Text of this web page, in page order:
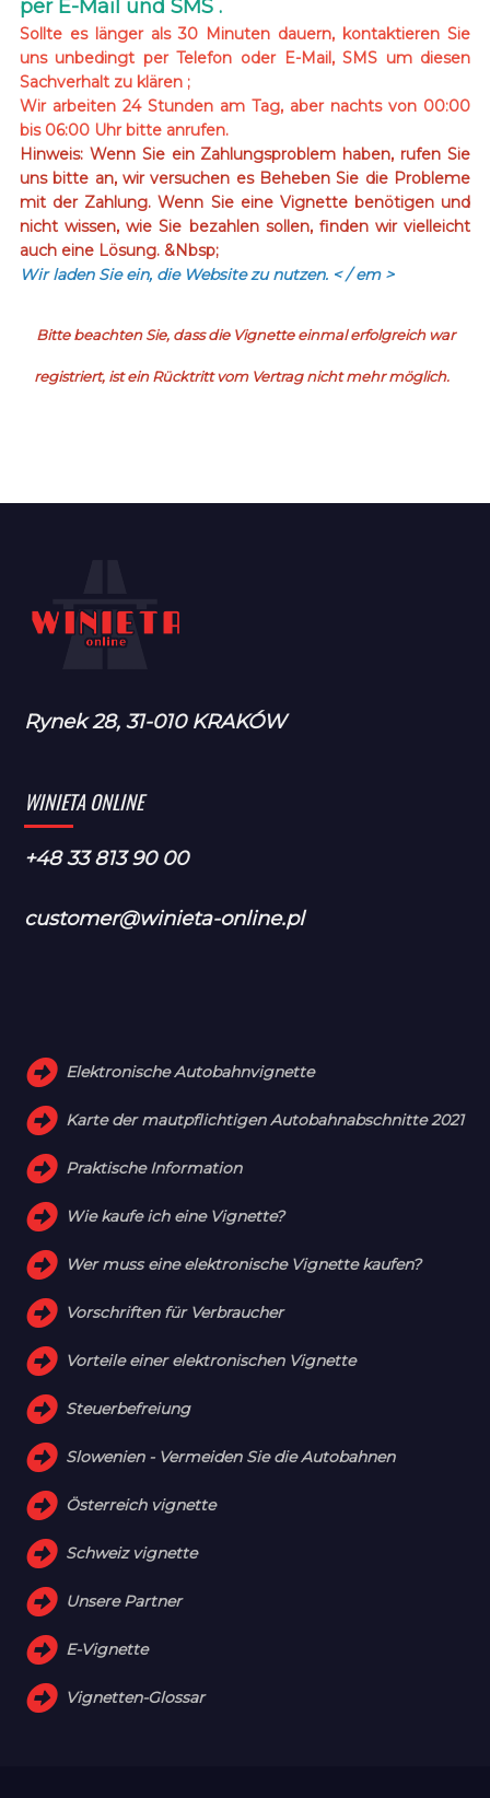
per E-Mail und SMS .
Sollte es länger als 30 Minuten dauern, kontaktieren Sie
uns unbedingt per Telefon oder E-Mail, SMS um diesen
Sachverhalt zu klären ;
Wir arbeiten 24 Stunden am Tag, aber nachts von 00:00
bis 06:00 Uhr bitte anrufen.
Hinweis: Wenn Sie ein Zahlungsproblem haben, rufen Sie
uns bitte an, wir versuchen es Beheben Sie die Probleme
mit der Zahlung. Wenn Sie eine Vignette benötigen und
nicht wissen, wie Sie bezahlen sollen, finden wir vielleicht
auch eine Lösung. &Nbsp;
Wir laden Sie ein, die Website zu nutzen. < / em >
Bitte beachten Sie, dass die Vignette einmal erfolgreich war
registriert, ist ein Rücktritt vom Vertrag nicht mehr möglich.
Rynek 28, 31-010 KRAKÓW
WINIETA ONLINE
+48 33 813 90 00
customer@winieta-online.pl
Elektronische Autobahnvignette
Karte der mautpflichtigen Autobahnabschnitte 2021
Praktische Information
Wie kaufe ich eine Vignette?
Wer muss eine elektronische Vignette kaufen?
Vorschriften für Verbraucher
Vorteile einer elektronischen Vignette
Steuerbefreiung
Slowenien - Vermeiden Sie die Autobahnen
Österreich vignette
Schweiz vignette
Unsere Partner
E-Vignette
Vignetten-Glossar